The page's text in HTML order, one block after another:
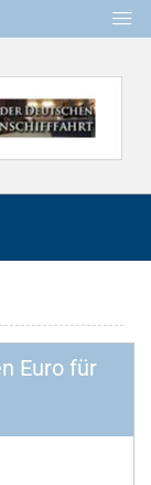
Euro für